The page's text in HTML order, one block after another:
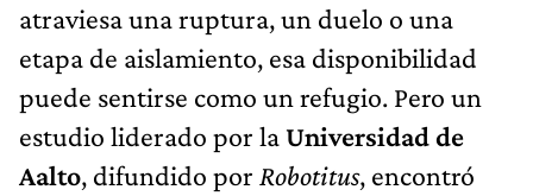
atraviesa una ruptura, un duelo o una
etapa de aislamiento, esa disponibilidad
puede sentirse como un refugio. Pero un
estudio liderado por laUniversidad de
Aalto, difundido por Robotitus, encontró